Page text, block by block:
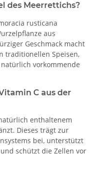
des Meerrettichs?
rusticana
aus
Geschmack macht
traditionellen Speisen,
vorkommende
C aus der
enthaltenem
Dieses trägt zur
bei, unterstützt
schützt die Zellen vor